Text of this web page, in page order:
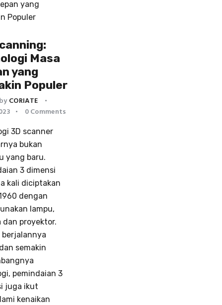
Masa
yang
Populer
CORIATE
0Comments
3D scanner
bukan
yang baru.
3 dimensi
kali diciptakan
dengan
lampu,
dan proyektor.
berjalannya
semakin
pemindaian 3
juga ikut
kenaikan